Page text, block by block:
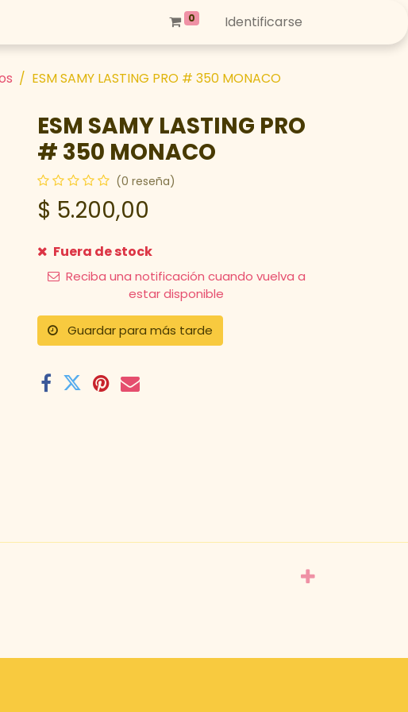
0 Identificarse
ESM SAMY LASTING PRO # 350 MONACO
ESM SAMY LASTING PRO
# 350 MONACO
(0 reseña)
$ 5.200,00
Fuera de stock
Reciba una notificación cuando vuelva a
estar disponible
Guardar para más tarde